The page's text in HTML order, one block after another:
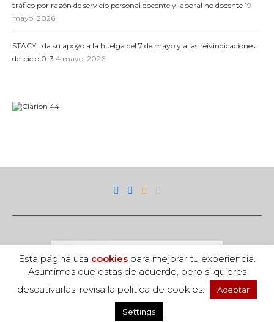
tráfico por razón de servicio personal docente y laboral no docente 19
mayo, 2026
STACYL da su apoyo a la huelga del 7 de mayo y a las reivindicaciones
del ciclo 0-3 4 mayo, 2026
Esta página usa cookies para mejorar tu experiencia.
Asumimos que estas de acuerdo, pero si quieres
descativarlas, revisa la politica de cookies.
Aceptar
Settings